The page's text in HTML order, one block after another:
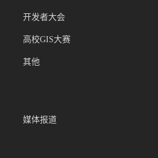
开发者大会
高校GIS大赛
其他
媒体报道